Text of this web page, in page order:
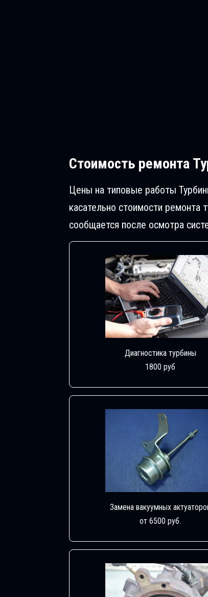
Стоимость ремонта
Цены на типовые работы
касательно стоимости ремонта
сообщается после осмотра
Диагностика турбины
1800 руб
Замена вакуумных
от 6500 руб.